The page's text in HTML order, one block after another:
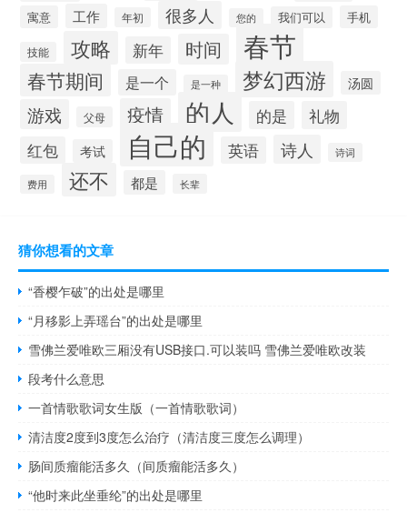
寓意 工作 年初 很多人 您的 我们可以 手机
技能 攻略 新年 时间 春节
春节期间 是一个 是一种 梦幻西游 汤圆
游戏 父母 疫情 的人 的是 礼物
红包 考试 自己的 英语 诗人 诗词
费用 还不 都是 长辈
猜你想看的文章
“香樱乍破”的出处是哪里
“月移影上弄瑶台”的出处是哪里
雪佛兰爱唯欧三厢没有USB接口.可以装吗 雪佛兰爱唯欧改装
段考什么意思
一首情歌歌词女生版（一首情歌歌词）
清洁度2度到3度怎么治疗（清洁度三度怎么调理）
肠间质瘤能活多久（间质瘤能活多久）
“他时来此坐垂纶”的出处是哪里